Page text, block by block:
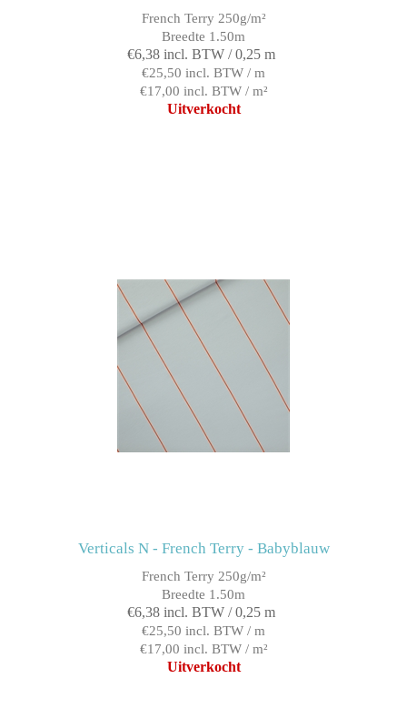
French Terry 250g/m²
Breedte 1.50m
€6,38 incl. BTW / 0,25 m
€25,50 incl. BTW / m
€17,00 incl. BTW / m²
Uitverkocht
Verticals N - French Terry - Babyblauw
French Terry 250g/m²
Breedte 1.50m
€6,38 incl. BTW / 0,25 m
€25,50 incl. BTW / m
€17,00 incl. BTW / m²
Uitverkocht